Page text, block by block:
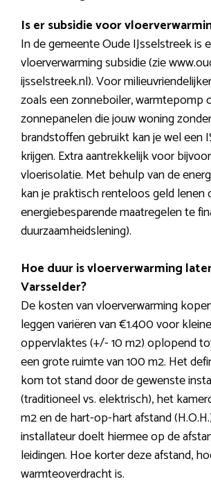
Is er subsidie voor
In de gemeente Oude IJsselstreek is
vloerverwarming subsidie (zie
ijsselstreek.nl). Voor
zoals een zonneboiler, warmtepomp
zonnepanelen die jouw woning
brandstoffen gebruikt kan je wel een
krijgen. Extra aantrekkelijk voor
vloerisolatie. Met behulp van de
kan je praktisch renteloos geld lenen
energiebesparende maatregelen te
duurzaamheidslening).
Hoe duur is vloerverwarming
Varsselder?
De kosten van vloerverwarming
leggen variëren van €1.400 voor
oppervlaktes (+/- 10 m2) oplopend
een grote ruimte van 100 m2. Het
kom tot stand door de gewenste
(traditioneel vs. elektrisch), het
m2 en de hart-op-hart afstand
installateur doelt hiermee op de
leidingen. Hoe korter deze afstand,
warmteoverdracht is.